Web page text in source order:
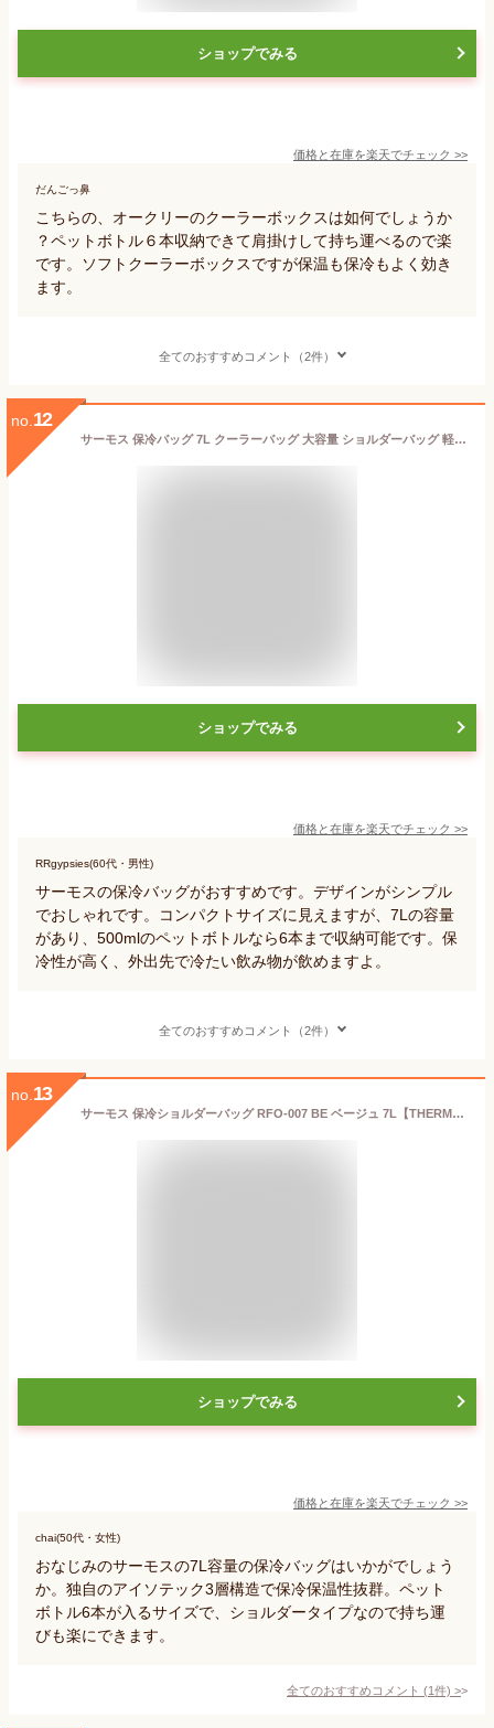
ショップでみる
価格と在庫を楽天でチェック >>
だんごっ鼻
こちらの、オークリーのクーラーボックスは如何でしょうか
？ペットボトル６本収納できて肩掛けして持ち運べるので楽
です。ソフトクーラーボックスですが保温も保冷もよく効き
ます。
全てのおすすめコメント（2件）
no. 12
サーモス 保冷バッグ 7L クーラーバッグ 大容量 ショルダーバッグ 軽量 断熱 ソフトクーラー ペットボトル6本収納 RFO-007
ショップでみる
価格と在庫を楽天でチェック >>
RRgypsies(60代・男性)
サーモスの保冷バッグがおすすめです。デザインがシンプル
でおしゃれです。コンパクトサイズに見えますが、7Lの容量
があり、500mlのペットボトルなら6本まで収納可能です。保
冷性が高く、外出先で冷たい飲み物が飲めますよ。
全てのおすすめコメント（2件）
no. 13
サーモス 保冷ショルダーバッグ RFO-007 BE ベージュ 7L【THERMOS 保冷バッグ 7L クーラーバッグ 大容量 ショルダーバッグ 軽量 断熱 ソフトクーラー ペットボトル6本収納 】
ショップでみる
価格と在庫を楽天でチェック >>
chai(50代・女性)
おなじみのサーモスの7L容量の保冷バッグはいかがでしょう
か。独自のアイソテック3層構造で保冷保温性抜群。ペット
ボトル6本が入るサイズで、ショルダータイプなので持ち運
びも楽にできます。
全てのおすすめコメント (1件) >